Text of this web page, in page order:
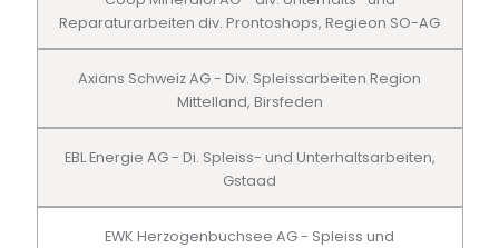
Reparaturarbeiten div. Prontoshops, Regieon SO-AG
Axians Schweiz AG - Div. Spleissarbeiten Region
Mittelland, Birsfeden
EBL Energie AG - Di. Spleiss- und Unterhaltsarbeiten,
Gstaad
EWK Herzogenbuchsee AG - Spleiss und